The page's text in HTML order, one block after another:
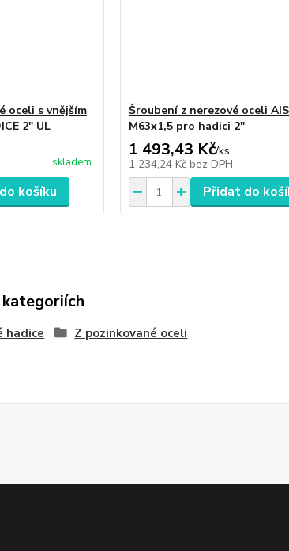
oceli s vnějším
2" UL
skladem
košíku
Šroubení z nerezové oceli
M63x1,5 pro hadici 2"
1 493,43 Kč/ks
1 234,24 Kč bez DPH
Přidat do
hadice Z pozinkované oceli